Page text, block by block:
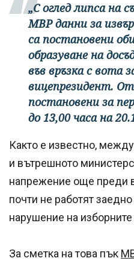
„С оглед липса на
МВР данни за
са постановени
образуване на
във връзка с вота
вицепрезидент.
постановени за
до 13,00 часа на
Както е известно,
и вътрешното
напрежение още преди
почти не работят
нарушение на
За сметка на това пък